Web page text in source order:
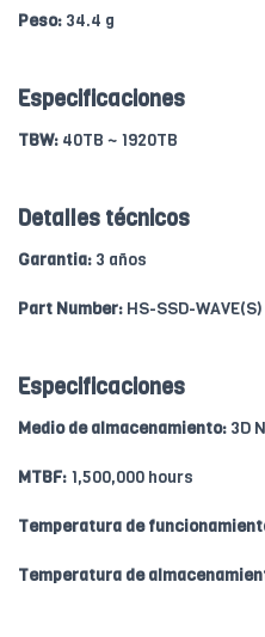
Peso: 34.4 g
Especificaciones
TBW: 40TB ~ 1920TB
Detalles técnicos
Garantia: 3 años
Part Number: HS-SSD-
Especificaciones
Medio de almacenamiento: 3D
MTBF: 1,500,000 hours
Temperatura de
Temperatura de